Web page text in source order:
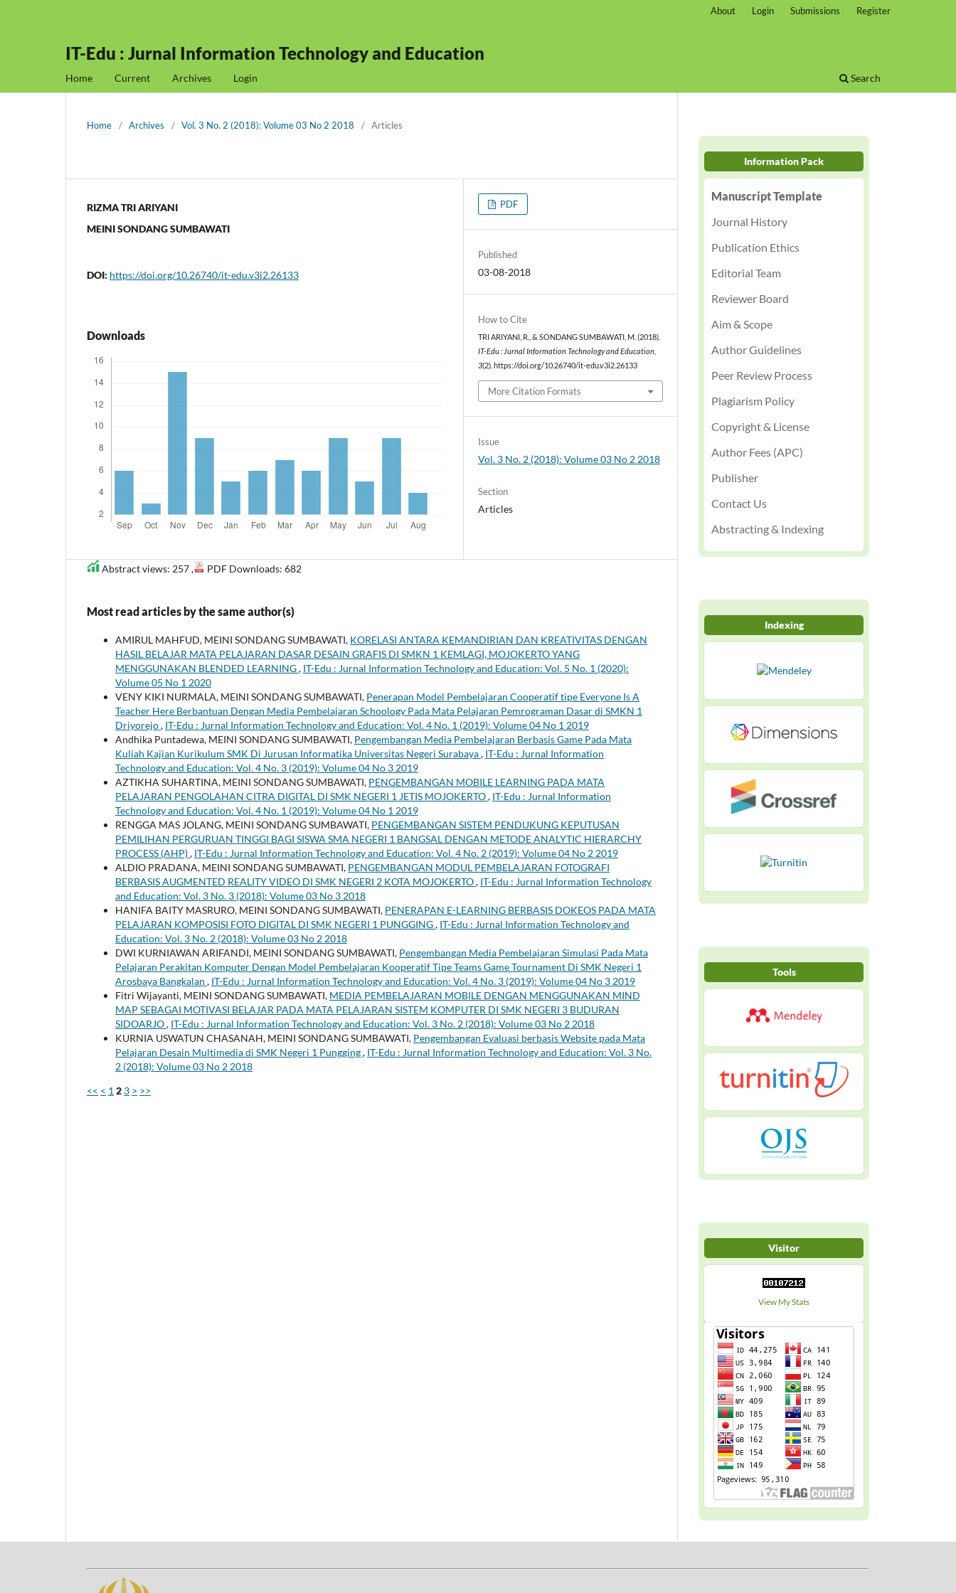
IT-Edu : Jurnal Information Technology and Education
Home Current Archives Login Search
About Login Submissions Register
Home / Archives / Vol. 3 No. 2 (2018): Volume 03 No 2 2018 / Articles
RIZMA TRI ARIYANI
MEINI SONDANG SUMBAWATI
DOI: https://doi.org/10.26740/it-edu.v3i2.26133
Downloads
PDF
Published
03-08-2018
How to Cite
TRI ARIYANI, R., & SONDANG SUMBAWATI, M. (2018).
IT-Edu : Jurnal Information Technology and Education
3(2). https://doi.org/10.26740/it-edu.v3i2.26133
More Citation Formats
Issue
Vol. 3 No. 2 (2018): Volume 03 No 2 2018
Section
Articles
Abstract views: 257 , PDF Downloads: 682
Most read articles by the same author(s)
AMIRUL MAHFUD, MEINI SONDANG SUMBAWATI, KORELASI ANTARA KEMANDIRIAN DAN KREATIVITAS DENGAN
HASIL BELAJAR MATA PELAJARAN DASAR DESAIN GRAFIS DI SMKN 1 KEMLAGI, MOJOKERTO YANG
MENGGUNAKAN BLENDED LEARNING, IT-Edu : Jurnal Information Technology and Education: Vol. 5 No. 1 (2020):
Volume 05 No 1 2020
VENY KIKI NURMALA, MEINI SONDANG SUMBAWATI, Penerapan Model Pembelajaran Cooperatif tipe Everyone Is A
Teacher Here Berbantuan Dengan Media Pembelajaran Schoology Pada Mata Pelajaran Pemrograman Dasar di SMKN 1
Driyorejo, IT-Edu : Jurnal Information Technology and Education: Vol. 4 No. 1 (2019): Volume 04 No 1 2019
Andhika Puntadewa, MEINI SONDANG SUMBAWATI, Pengembangan Media Pembelajaran Berbasis Game Pada Mata
Kuliah Kajian Kurikulum SMK Di Jurusan Informatika Universitas Negeri Surabaya, IT-Edu : Jurnal Information
Technology and Education: Vol. 4 No. 3 (2019): Volume 04 No 3 2019
AZTIKHA SUHARTINA, MEINI SONDANG SUMBAWATI, PENGEMBANGAN MOBILE LEARNING PADA MATA
PELAJARAN PENGOLAHAN CITRA DIGITAL DI SMK NEGERI 1 JETIS MOJOKERTO, IT-Edu : Jurnal Information
Technology and Education: Vol. 4 No. 1 (2019): Volume 04 No 1 2019
RENGGA MAS JOLANG, MEINI SONDANG SUMBAWATI, PENGEMBANGAN SISTEM PENDUKUNG KEPUTUSAN
PEMILIHAN PERGURUAN TINGGI BAGI SISWA SMA NEGERI 1 BANGSAL DENGAN METODE ANALYTIC HIERARCHY
PROCESS (AHP), IT-Edu : Jurnal Information Technology and Education: Vol. 4 No. 2 (2019): Volume 04 No 2 2019
ALDIO PRADANA, MEINI SONDANG SUMBAWATI, PENGEMBANGAN MODUL PEMBELAJARAN FOTOGRAFI
BERBASIS AUGMENTED REALITY VIDEO DI SMK NEGERI 2 KOTA MOJOKERTO, IT-Edu : Jurnal Information Technology
and Education: Vol. 3 No. 3 (2018): Volume 03 No 3 2018
HANIFA BAITY MASRURO, MEINI SONDANG SUMBAWATI, PENERAPAN E-LEARNING BERBASIS DOKEOS PADA MATA
PELAJARAN KOMPOSISI FOTO DIGITAL DI SMK NEGERI 1 PUNGGING, IT-Edu : Jurnal Information Technology and
Education: Vol. 3 No. 2 (2018): Volume 03 No 2 2018
DWI KURNIAWAN ARIFANDI, MEINI SONDANG SUMBAWATI, Pengembangan Media Pembelajaran Simulasi Pada Mata
Pelajaran Perakitan Komputer Dengan Model Pembelajaran Kooperatif Tipe Teams Game Tournament Di SMK Negeri 1
Arosbaya Bangkalan , IT-Edu : Jurnal Information Technology and Education: Vol. 4 No. 3 (2019): Volume 04 No 3 2019
Fitri Wijayanti, MEINI SONDANG SUMBAWATI, MEDIA PEMBELAJARAN MOBILE DENGAN MENGGUNAKAN MIND
MAP SEBAGAI MOTIVASI BELAJAR PADA MATA PELAJARAN SISTEM KOMPUTER DI SMK NEGERI 3 BUDURAN
SIDOARJO, IT-Edu : Jurnal Information Technology and Education: Vol. 3 No. 2 (2018): Volume 03 No 2 2018
KURNIA USWATUN CHASANAH, MEINI SONDANG SUMBAWATI, Pengembangan Evaluasi berbasis Website pada Mata
Pelajaran Desain Multimedia di SMK Negeri 1 Pungging, IT-Edu : Jurnal Information Technology and Education: Vol. 3 No.
2 (2018): Volume 03 No 2 2018
<< < 1 2 3 > >>
Information Pack
Manuscript Template
Journal History
Publication Ethics
Editorial Team
Reviewer Board
Aim & Scope
Author Guidelines
Peer Review Process
Plagiarism Policy
Copyright & License
Author Fees (APC)
Publisher
Contact Us
Abstracting & Indexing
Indexing
Tools
Visitor
View My Stats